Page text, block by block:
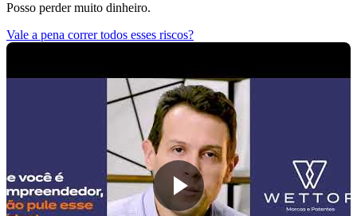
Posso perder muito dinheiro.
Vale a pena correr todos esses riscos?